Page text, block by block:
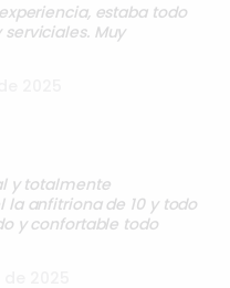
estaba todo
Muy
y totalmente
la anfitriona de 10 y todo
y confortable todo